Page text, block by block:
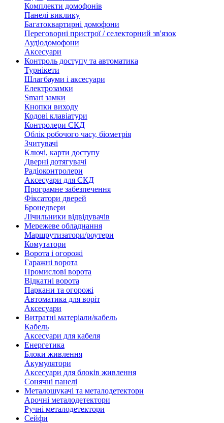
Комплекти домофонів
Панелі виклику
Багатоквартирні домофони
Переговорні пристрої / селекторний зв'язок
Аудіодомофони
Аксесуари
Контроль доступу та автоматика
Турнікети
Шлагбауми і аксесуари
Електрозамки
Smart замки
Кнопки виходу
Кодові клавіатури
Контролери СКД
Облік робочого часу, біометрія
Зчитувачі
Ключі, карти доступу
Дверні дотягувачі
Радіоконтролери
Аксесуари для СКД
Програмне забезпечення
Фіксатори дверей
Бронедвери
Лічильники відвідувачів
Мережеве обладнання
Маршрутизатори/роутери
Комутатори
Ворота і огорожі
Гаражні ворота
Промислові ворота
Відкатні ворота
Паркани та огорожі
Автоматика для воріт
Аксесуари
Витратні матеріали/кабель
Кабель
Аксесуари для кабеля
Енергетика
Блоки живлення
Акумулятори
Аксесуари для блоків живлення
Сонячні панелі
Металошукачі та металодетектори
Арочні металодетектори
Ручні металодетектори
Сейфи